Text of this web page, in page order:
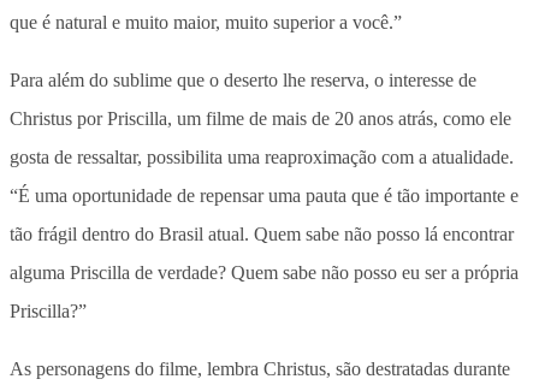
que é natural e muito maior, muito superior a você.”
Para além do sublime que o deserto lhe reserva, o interesse de
Christus por Priscilla, um filme de mais de 20 anos atrás, como ele
gosta de ressaltar, possibilita uma reaproximação com a atualidade.
“É uma oportunidade de repensar uma pauta que é tão importante e
tão frágil dentro do Brasil atual. Quem sabe não posso lá encontrar
alguma Priscilla de verdade? Quem sabe não posso eu ser a própria
Priscilla?”
As personagens do filme, lembra Christus, são destratadas durante